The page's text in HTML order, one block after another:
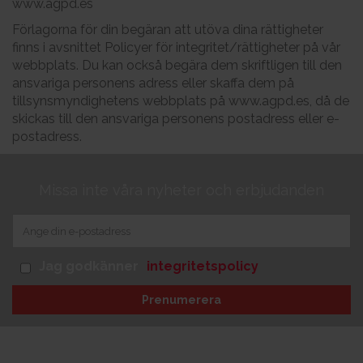
www.agpd.es
Förlagorna för din begäran att utöva dina rättigheter
finns i avsnittet Policyer för integritet/rättigheter på vår
webbplats. Du kan också begära dem skriftligen till den
ansvariga personens adress eller skaffa dem på
tillsynsmyndighetens webbplats på www.agpd.es, då de
skickas till den ansvariga personens postadress eller e-
postadress.
integritetspolicy
Prenumerera